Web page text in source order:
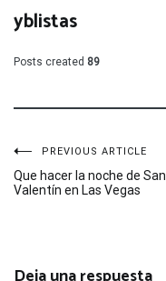
yblistas
Posts created 89
Navegación
de
entradas
PREVIOUS ARTICLE
Que hacer la noche de San
Valentín en Las Vegas